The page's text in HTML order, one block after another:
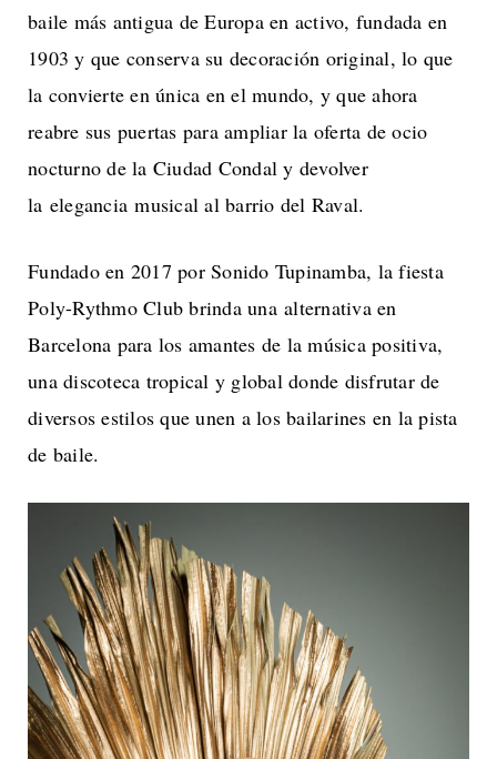
baile más antigua de Europa en activo, fundada en
1903 y que conserva su decoración original, lo que
la convierte en única en el mundo, y que ahora
reabre sus puertas para ampliar la oferta de ocio
nocturno de la Ciudad Condal y devolver
la elegancia musical al barrio del Raval.
Fundado en 2017 por Sonido Tupinamba, la fiesta
Poly-Rythmo Club brinda una alternativa en
Barcelona para los amantes de la música positiva,
una discoteca tropical y global donde disfrutar de
diversos estilos que unen a los bailarines en la pista
de baile.